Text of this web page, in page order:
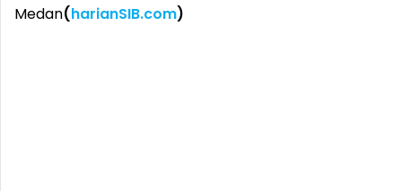
Medan(harianSIB.com)